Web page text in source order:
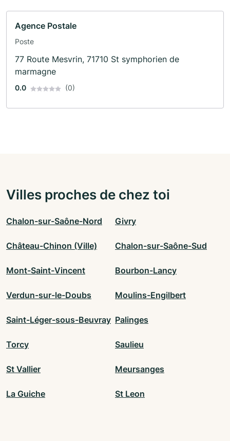
Agence Postale
Poste
77 Route Mesvrin, 71710 St symphorien de
marmagne
0.0 (0)
Villes proches de chez toi
Chalon-sur-Saône-Nord Givry
Château-Chinon (Ville) Chalon-sur-Saône-Sud
Mont-Saint-Vincent Bourbon-Lancy
Verdun-sur-le-Doubs Moulins-Engilbert
Saint-Léger-sous-Beuvray Palinges
Torcy Saulieu
St Vallier Meursanges
La Guiche St Leon